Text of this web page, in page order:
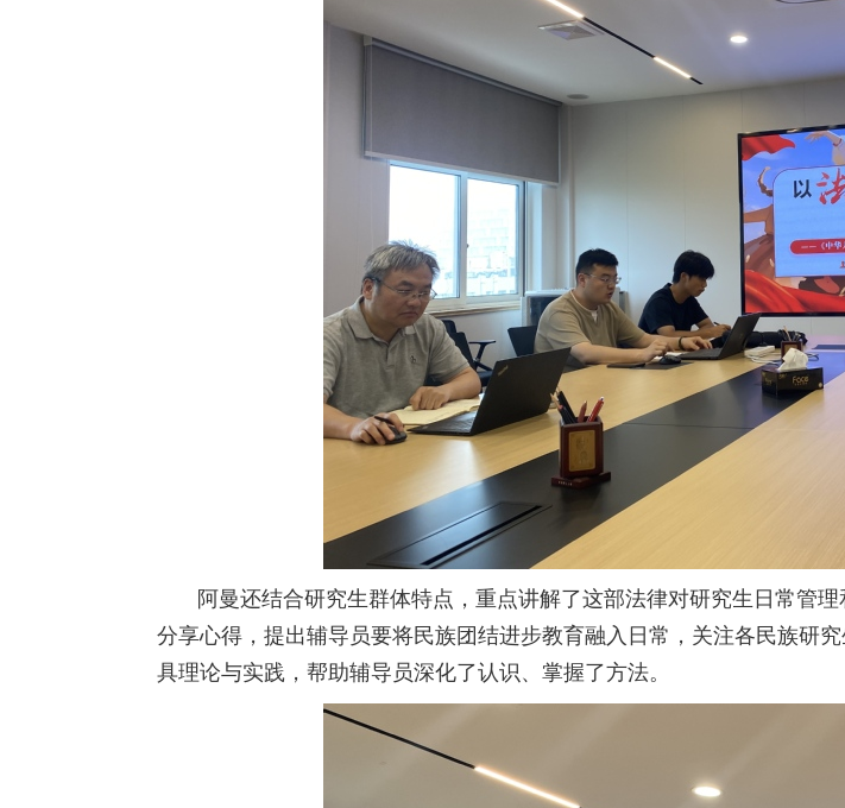
阿曼还结合研究生群体特点，重点讲解了这部法律对研究生日常管
分享心得，提出辅导员要将民族团结进步教育融入日常，关注各民族研
具理论与实践，帮助辅导员深化了认识、掌握了方法。